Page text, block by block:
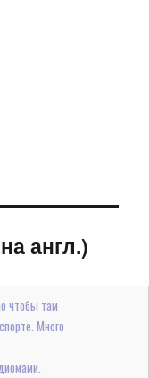
англ.)
чтобы там
Много